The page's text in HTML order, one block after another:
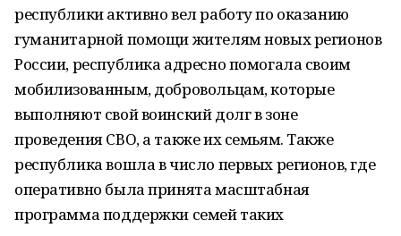
республики активно вел работу по оказанию
гуманитарной помощи жителям новых регионов
России, республика адресно помогала своим
мобилизованным, добровольцам, которые
выполняют свой воинский долг в зоне
проведения СВО, а также их семьям. Также
республика вошла в число первых регионов, где
оперативно была принята масштабная
программа поддержки семей таких